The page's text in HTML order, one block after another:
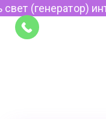
интернет для